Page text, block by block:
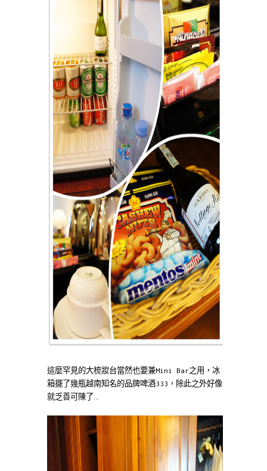
這麼罕見的大梳妝台當然也要兼Mini Bar之用，冰
箱擺了幾瓶越南知名的品牌啤酒333，除此之外好像
就乏善可陳了…